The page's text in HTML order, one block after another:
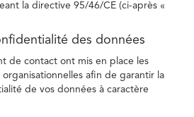
la directive 95/46/CE (ci-après «
des données
de contact ont mis en place les
afin de garantir la
de vos données à caractère